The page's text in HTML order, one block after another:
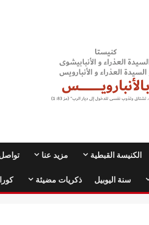
الكنيسة القبطية مزيد عنا
سنة اليوبيل ذكريات مضيئة